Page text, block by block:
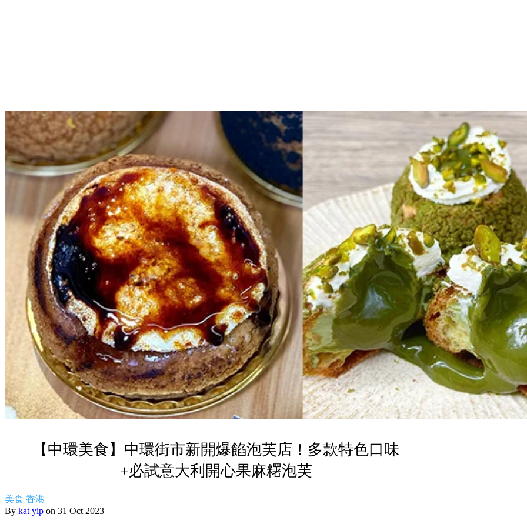
【中環美食】中環街市新開爆餡泡芙店！多款特色口味
+必試意大利開心果麻糬泡芙
美食 香港
By kat yip on 31 Oct 2023